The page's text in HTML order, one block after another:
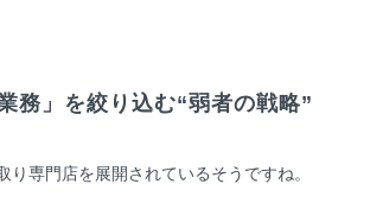
務」を絞り込む“弱者の戦略”
専門店を展開されているそうですね。